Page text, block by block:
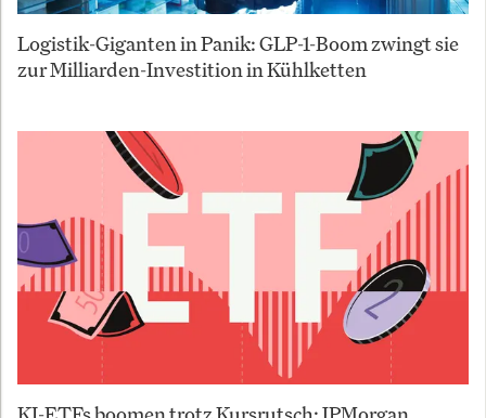
Logistik-Giganten in Panik: GLP-1-Boom zwingt sie
zur Milliarden-Investition in Kühlketten